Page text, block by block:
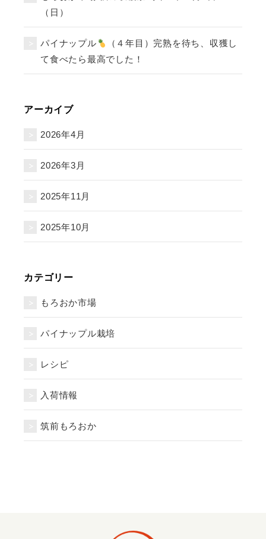
（日）
パイナップル
（４年目）完熟を待ち、収獲し
て食べたら最高でした！
アーカイブ
2026年4月
2026年3月
2025年11月
2025年10月
カテゴリー
もろおか市場
パイナップル栽培
レシピ
入荷情報
筑前もろおか